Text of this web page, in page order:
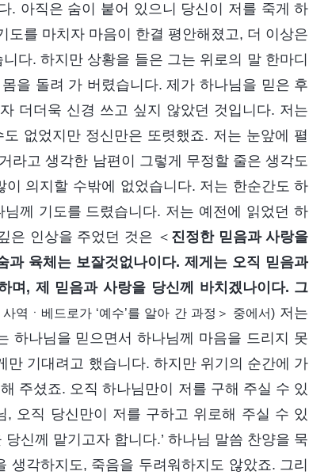
. 아직은 숨이 붙어 있으니 당신이 저를 죽게 하
도를 마치자 마음이 한결 평안해졌고, 더 이상은
다. 하지만 상황을 들은 그는 위로의 말 한마디
을 돌려 가 버렸습니다. 제가 하나님을 믿은 후
더더욱 신경 쓰고 싶지 않았던 것입니다. 저는
없었지만 정신만은 또렷했죠. 저는 눈앞에 펼
라고 생각한 남편이 그렇게 무정할 줄은 생각도
의지할 수밖에 없었습니다. 저는 한순간도 하
께 기도를 드렸습니다. 저는 예전에 읽었던 하
은 인상을 주었던 것은 ＜ 진정한 믿음과 사랑을
과 육체는 보잘것없나이다. 제게는 오직 믿음과
며, 제 믿음과 사랑을 당신께 바치겠나이다. 그
역ㆍ베드로가 ‘예수’를 알아 간 과정＞ 중에서) 저는
하나님을 믿으면서 하나님께 마음을 드리지 못
기대려고 했습니다. 하지만 위기의 순간에 가
주셨죠. 오직 하나님만이 저를 구해 주실 수 있
, 오직 당신만이 저를 구하고 위로해 주실 수 있
신께 맡기고자 합니다.’ 하나님 말씀 찬양을 묵
각하지도, 죽음을 두려워하지도 않았죠. 그리